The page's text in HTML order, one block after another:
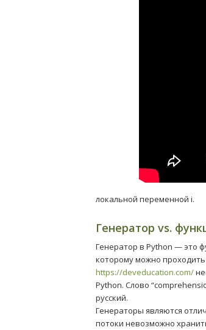
локальной переменной i.
Генератор vs.
Генератор в Python — это
которому можно
https://deveducation.com/
Python. Слово
русский.
Генераторы являются
потоки невозможно